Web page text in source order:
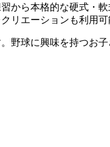
ら本格的な硬式・
リエーションも利用可
野球に興味を持つお